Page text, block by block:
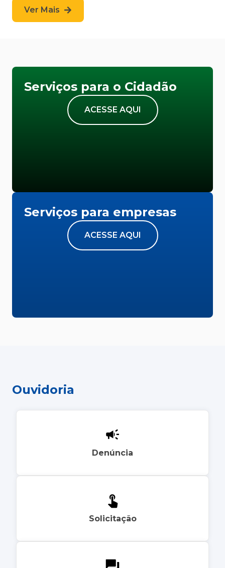
Ver Mais
Serviços para o Cidadão
ACESSE AQUI
Serviços para empresas
ACESSE AQUI
Ouvidoria
Denúncia
Solicitação